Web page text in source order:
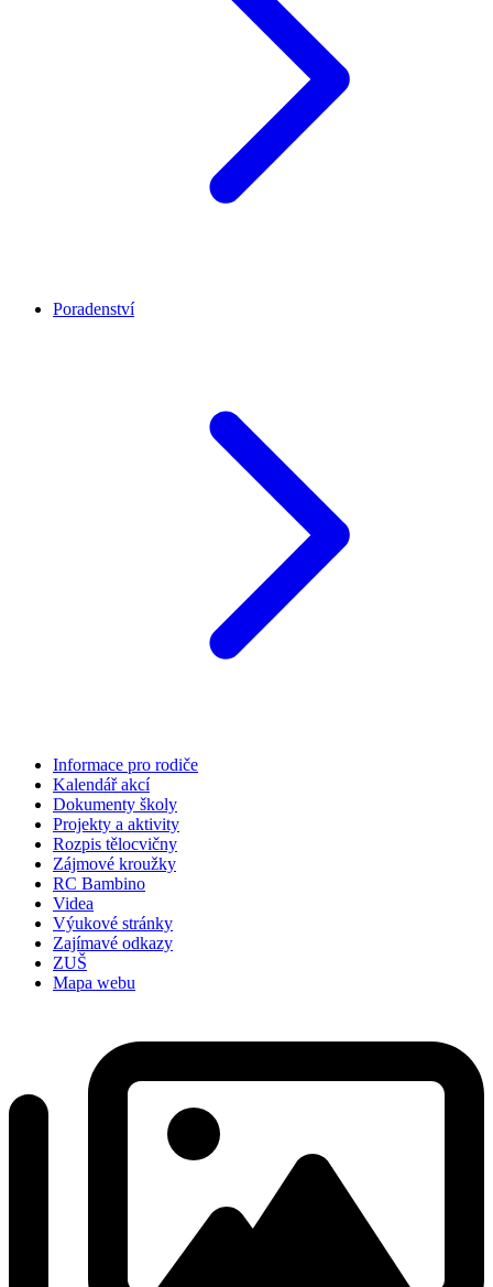
Poradenství
Informace pro rodiče
Kalendář akcí
Dokumenty školy
Projekty a aktivity
Rozpis tělocvičny
Zájmové kroužky
RC Bambino
Videa
Výukové stránky
Zajímavé odkazy
ZUŠ
Mapa webu